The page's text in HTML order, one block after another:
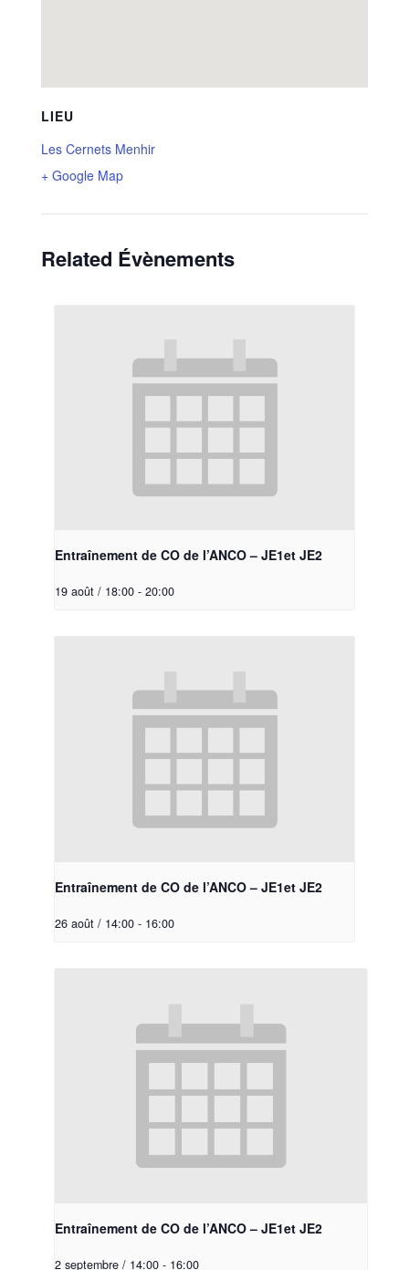
LIEU
Les Cernets Menhir
+ Google Map
Related Évènements
Entraînement de CO de l’ANCO – JE1et JE2
19 août / 18:00 - 20:00
Entraînement de CO de l’ANCO – JE1et JE2
26 août / 14:00 - 16:00
Entraînement de CO de l’ANCO – JE1et JE2
2 septembre / 14:00 - 16:00